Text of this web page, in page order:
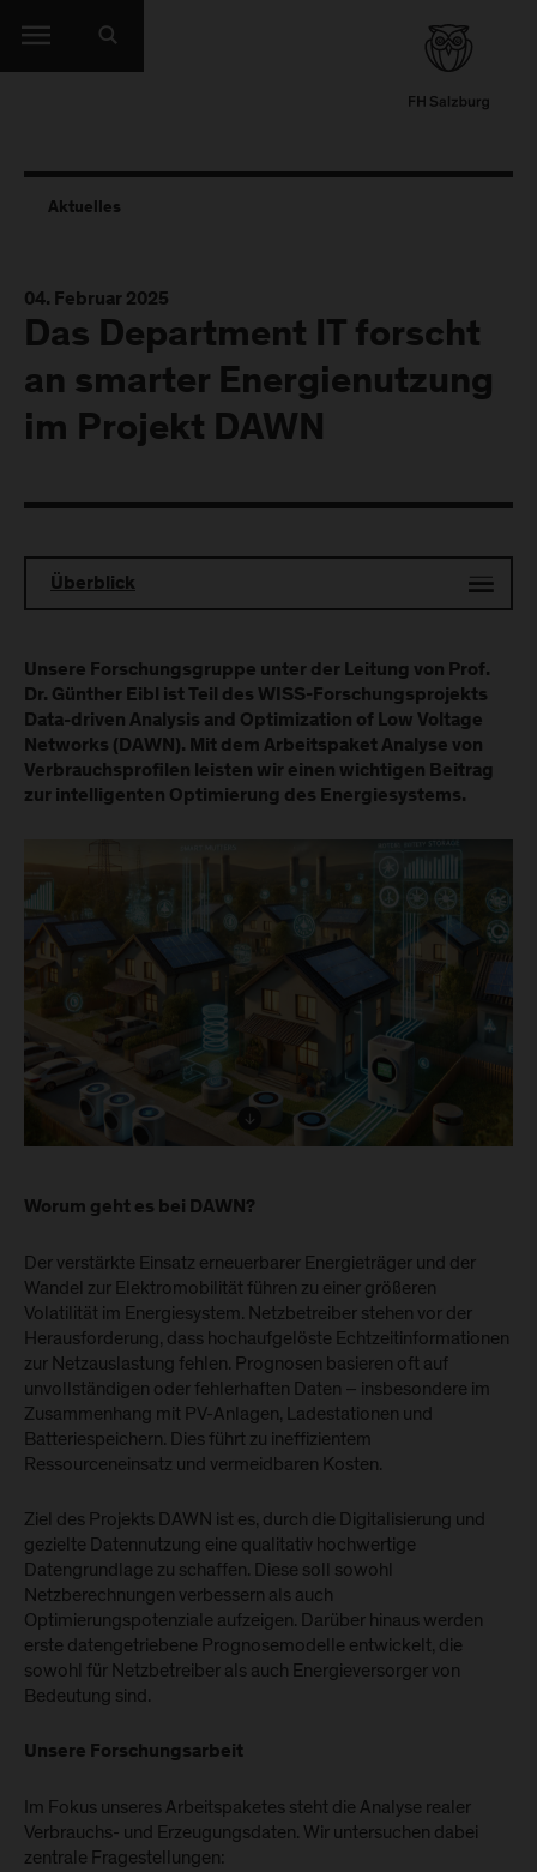
Aktuelles
04. Februar 2025
Das Department IT forscht
an smarter Energienutzung
im Projekt DAWN
Überblick
Unsere Forschungsgruppe unter der Leitung von Prof.
Dr. Günther Eibl ist Teil des WISS-Forschungsprojekts
Data-driven Analysis and Optimization of Low Voltage
Networks (DAWN). Mit dem Arbeitspaket Analyse von
Verbrauchsprofilen leisten wir einen wichtigen Beitrag
zur intelligenten Optimierung des Energiesystems.
Worum geht es bei DAWN?
Der verstärkte Einsatz erneuerbarer Energieträger und der
Wandel zur Elektromobilität führen zu einer größeren
Volatilität im Energiesystem. Netzbetreiber stehen vor der
Herausforderung, dass hochaufgelöste Echtzeitinformationen
zur Netzauslastung fehlen. Prognosen basieren oft auf
unvollständigen oder fehlerhaften Daten – insbesondere im
Zusammenhang mit PV-Anlagen, Ladestationen und
Batteriespeichern. Dies führt zu ineffizientem
Ressourceneinsatz und vermeidbaren Kosten.
Ziel des Projekts DAWN ist es, durch die Digitalisierung und
gezielte Datennutzung eine qualitativ hochwertige
Datengrundlage zu schaffen. Diese soll sowohl
Netzberechnungen verbessern als auch
Optimierungspotenziale aufzeigen. Darüber hinaus werden
erste datengetriebene Prognosemodelle entwickelt, die
sowohl für Netzbetreiber als auch Energieversorger von
Bedeutung sind.
Unsere Forschungsarbeit
Im Fokus unseres Arbeitspaketes steht die Analyse realer
Verbrauchs- und Erzeugungsdaten. Wir untersuchen dabei
zentrale Fragestellungen: